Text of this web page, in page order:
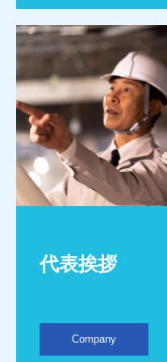
代表挨拶
Company